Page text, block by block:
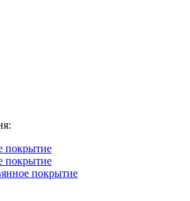
покрытие
покрытие
покрытие